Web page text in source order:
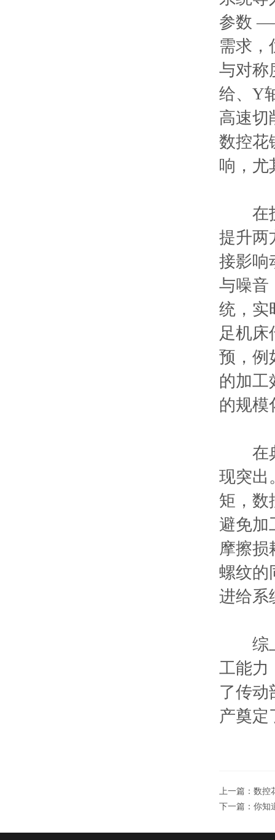
参数
需求，
与对称
给、Y
高速切
数控花
响，尤
在技
提升两
接影响
与噪音
统，实
足机床
预，例
的加工
的规模
在典
现突出
矩，数
避免加
摩擦损
螺纹的
进给系
综上
工能力
了传动
产奠定
上一篇： 数控
下一篇： 你知